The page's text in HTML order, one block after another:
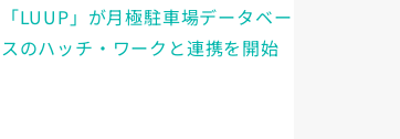
「LUUP」が月極駐車場データベー
スのハッチ・ワークと連携を開始